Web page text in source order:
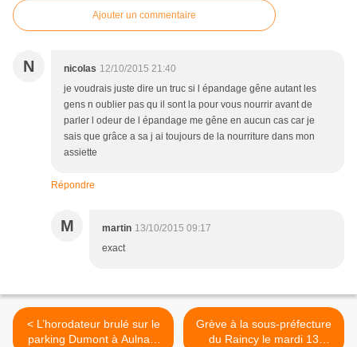
Ajouter un commentaire
N nicolas 12/10/2015 21:40
je voudrais juste dire un truc si l épandage gêne autant les
gens n oublier pas qu il sont la pour vous nourrir avant de
parler l odeur de l épandage me gêne en aucun cas car je
sais que grâce a sa j ai toujours de la nourriture dans mon
assiette
Répondre
M martin 13/10/2015 09:17
exact
< L’horodateur brulé sur le
parking Dumont à Aulnay-
Grève à la sous-préfecture
du Raincy le mardi 13